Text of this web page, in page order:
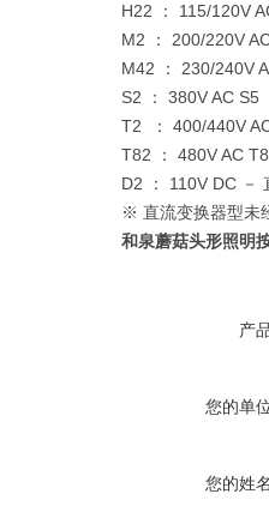
H22 ： 115/120V
M2 ： 200/220V
M42 ： 230/240V
S2 ： 380V AC S5
T2 ： 400/440V
T82 ： 480V AC
D2 ： 110V DC －
※ 直流变换器型未
和泉蘑菇头形照明
产
您的单
您的姓